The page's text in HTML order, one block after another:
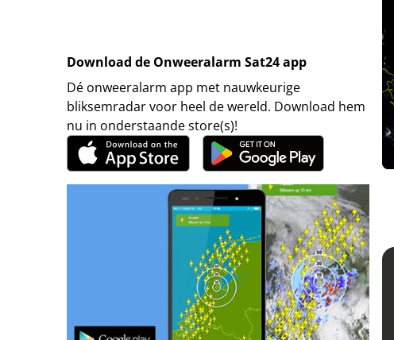
Download de Onweeralarm Sat24 app
Dé onweeralarm app met nauwkeurige
bliksemradar voor heel de wereld. Download hem
nu in onderstaande store(s)!